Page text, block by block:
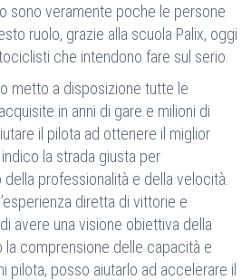
sono veramente poche le persone
ruolo, grazie alla scuola Palix, oggi
che intendono fare sul serio.
metto a disposizione tutte le
in anni di gare e milioni di
il pilota ad ottenere il miglior
la strada giusta per
professionalità e della velocità.
diretta di vittorie e
avere una visione obiettiva della
la comprensione delle capacità e
pilota, posso aiutarlo ad accelerare il